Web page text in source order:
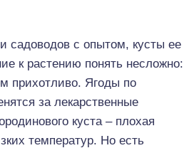
садоводов с опытом, кусты ее
к растению понять несложно:
прихотливо. Ягоды по
за лекарственные
куста – плохая
температур. Но есть